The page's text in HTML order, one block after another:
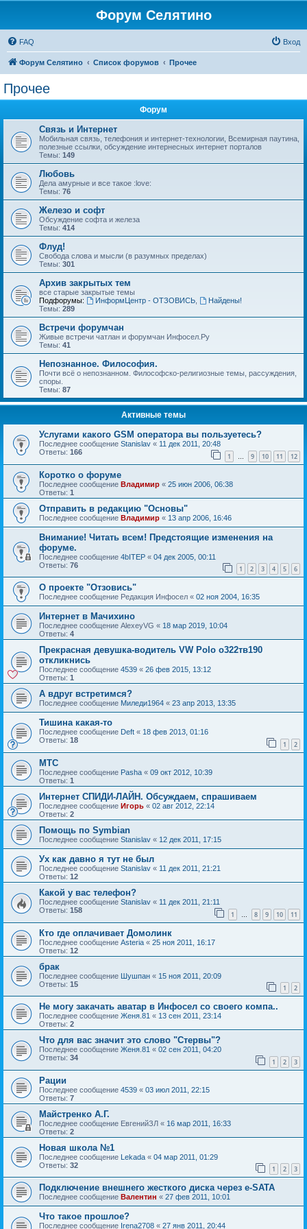
Форум Селятино
FAQ Вход
Форум Селятино Список форумов Прочее
Прочее
Форум
Связь и Интернет
Мобильная связь, телефония и интернет-технологии, Всемирная паутина,
полезные ссылки, обсуждение интернесных интернет порталов
Темы: 149
Любовь
Дела амурные и все такое :love:
Темы: 76
Железо и софт
Обсуждение софта и железа
Темы: 414
Флуд!
Свобода слова и мысли (в разумных пределах)
Темы: 301
Архив закрытых тем
все старые закрытые темы
Подфорумы:
ИнформЦентр - ОТЗОВИСЬ,
Найдены!
Темы: 289
Встречи форумчан
Живые встречи чатлан и форумчан Инфосел.Ру
Темы: 41
Непознанное. Философия.
Почти всё о непознанном. Философско-религиозные темы, рассуждения,
споры.
Темы: 87
Активные темы
Услугами какого GSM оператора вы пользуетесь?
Последнее сообщение Stanislav « 11 дек 2011, 20:48
Ответы: 166 1 … 9 10 11 12
Коротко о форуме
Последнее сообщение Владимир « 25 июн 2006, 06:38
Ответы: 1
Отправить в редакцию "Основы"
Последнее сообщение Владимир « 13 апр 2006, 16:46
Внимание! Читать всем! Предстоящие изменения на
форуме.
Последнее сообщение 4bITEP « 04 дек 2005, 00:11
Ответы: 76 1 2 3 4 5 6
О проекте "Отзовись"
Последнее сообщение Редакция Инфосел « 02 ноя 2004, 16:35
Интернет в Мачихино
Последнее сообщение AlexeyVG « 18 мар 2019, 10:04
Ответы: 4
Прекрасная девушка-водитель VW Polo о322тв190
откликнись
Последнее сообщение 4539 « 26 фев 2015, 13:12
Ответы: 1
А вдруг встретимся?
Последнее сообщение Миледи1964 « 23 апр 2013, 13:35
Тишина какая-то
Последнее сообщение Deft « 18 фев 2013, 01:16
Ответы: 18 1 2
МТС
Последнее сообщение Pasha « 09 окт 2012, 10:39
Ответы: 1
Интернет СПИДИ-ЛАЙН. Обсуждаем, спрашиваем
Последнее сообщение Игорь « 02 авг 2012, 22:14
Ответы: 2
Помощь по Symbian
Последнее сообщение Stanislav « 12 дек 2011, 17:15
Ух как давно я тут не был
Последнее сообщение Stanislav « 11 дек 2011, 21:21
Ответы: 12
Какой у вас телефон?
Последнее сообщение Stanislav « 11 дек 2011, 21:11
Ответы: 158 1 … 8 9 10 11
Кто где оплачивает Домолинк
Последнее сообщение Asteria « 25 ноя 2011, 16:17
Ответы: 12
брак
Последнее сообщение Шушпан « 15 ноя 2011, 20:09
Ответы: 15 1 2
Не могу закачать аватар в Инфосел со своего компа..
Последнее сообщение Женя.81 « 13 сен 2011, 23:14
Ответы: 2
Что для вас значит это слово "Стервы"?
Последнее сообщение Женя.81 « 02 сен 2011, 04:20
Ответы: 34 1 2 3
Рации
Последнее сообщение 4539 « 03 июл 2011, 22:15
Ответы: 7
Майстренко А.Г.
Последнее сообщение ЕвгенийЗЛ « 16 мар 2011, 16:33
Ответы: 2
Новая школа №1
Последнее сообщение Lekada « 04 мар 2011, 01:29
Ответы: 32 1 2 3
Подключение внешнего жесткого диска через e-SATA
Последнее сообщение Валентин « 27 фев 2011, 10:01
Что такое прошлое?
Последнее сообщение Irena2708 « 27 янв 2011, 20:44